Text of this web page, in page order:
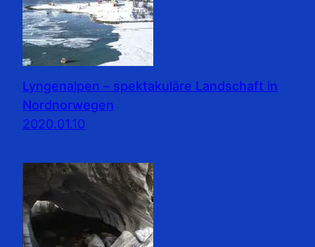
Lyngenalpen – spektakuläre Landschaft in
Nordnorwegen
2020.01.10